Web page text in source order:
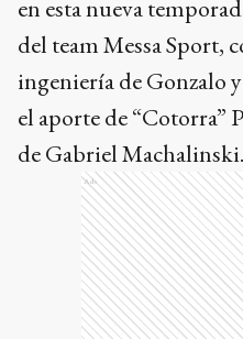
en esta nueva
del team Messa Sport,
ingeniería de Gonzalo
el aporte de “Cotorra”
de Gabriel Machalinski.
Ads